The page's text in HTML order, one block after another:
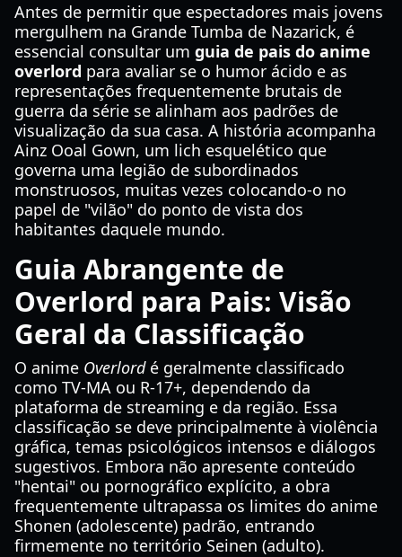
Antes de permitir que espectadores mais jovens
mergulhem na Grande Tumba de Nazarick, é
essencial consultar um guia de pais do anime
overlord para avaliar se o humor ácido e as
representações frequentemente brutais de
guerra da série se alinham aos padrões de
visualização da sua casa. A história acompanha
Ainz Ooal Gown, um lich esquelético que
governa uma legião de subordinados
monstruosos, muitas vezes colocando-o no
papel de "vilão" do ponto de vista dos
habitantes daquele mundo.
Guia Abrangente de
Overlord para Pais: Visão
Geral da Classificação
O anime Overlordé geralmente classificado
como TV-MA ou R-17+, dependendo da
plataforma de streaming e da região. Essa
classificação se deve principalmente à violência
gráfica, temas psicológicos intensos e diálogos
sugestivos. Embora não apresente conteúdo
"hentai" ou pornográfico explícito, a obra
frequentemente ultrapassa os limites do anime
Shonen (adolescente) padrão, entrando
firmemente no território Seinen (adulto).